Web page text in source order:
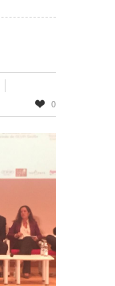
0